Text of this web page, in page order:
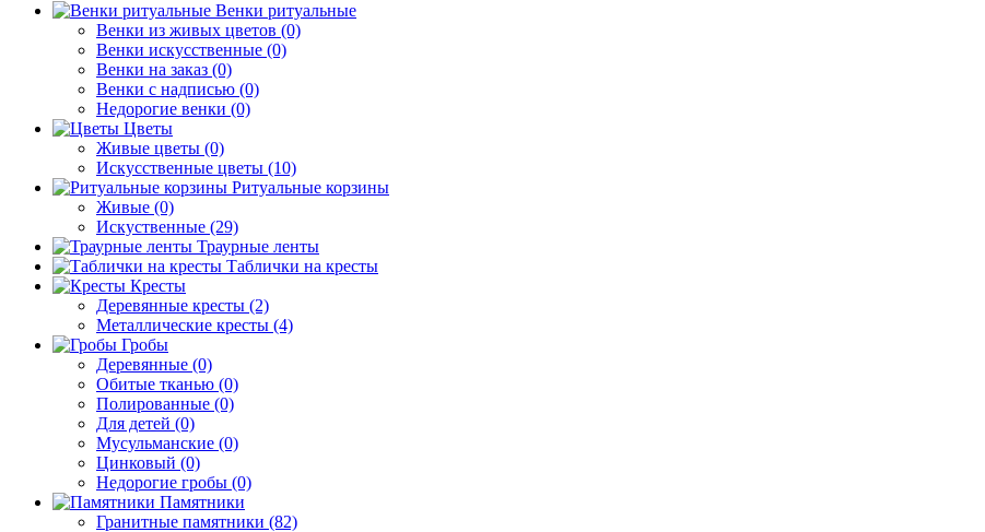
Венки ритуальные
Венки из живых цветов (0)
Венки искусственные (0)
Венки на заказ (0)
Венки с надписью (0)
Недорогие венки (0)
Цветы
Живые цветы (0)
Искусственные цветы (10)
Ритуальные корзины
Живые (0)
Искуственные (29)
Траурные ленты
Таблички на кресты
Кресты
Деревянные кресты (2)
Металлические кресты (4)
Гробы
Деревянные (0)
Обитые тканью (0)
Полированные (0)
Для детей (0)
Мусульманские (0)
Цинковый (0)
Недорогие гробы (0)
Памятники
Гранитные памятники (82)